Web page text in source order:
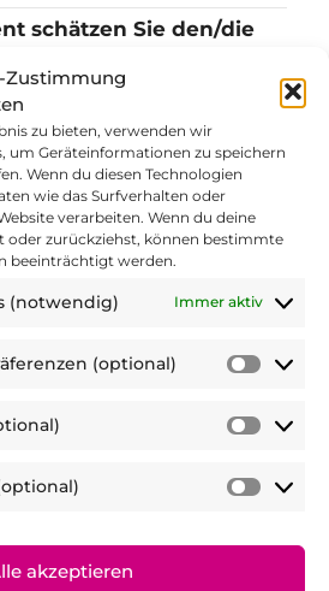
Zustimmung
zu bieten, verwenden wir
um Geräteinformationen zu speichern
Wenn du diesen Technologien
wie das Surfverhalten oder
verarbeiten. Wenn du deine
zurückziehst, können bestimmte
beeinträchtigt werden.
(notwendig) Immer aktiv
(optional)
akzeptieren
schätzen Sie den/die
bis 1 Stern = gar
Sie die Übungsauswahl?
bis 1 Stern = gar nicht gut
sich eine Weiterführung